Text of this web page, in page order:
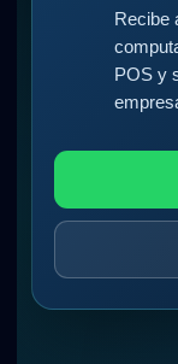
Recibe
POS y